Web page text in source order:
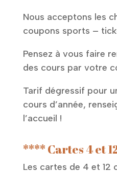
Nous acceptons les
coupons sports –
Pensez à vous faire
des cours par votre
Tarif dégressif pour
cours d’année,
l’accueil !
**** Cartes 4 et
Les cartes de 4 et 12